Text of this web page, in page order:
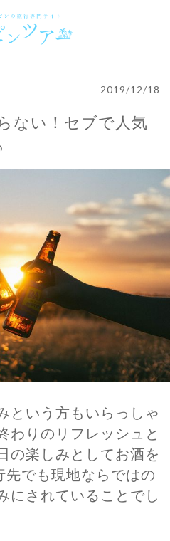
ない！セブで人気
2019/12/18
という方もいらっしゃ
わりのリフレッシュと
の楽しみとしてお酒を
でも現地ならではの
にされていることでし